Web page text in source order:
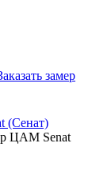
замер
(Сенат)
ЦАМ Senat